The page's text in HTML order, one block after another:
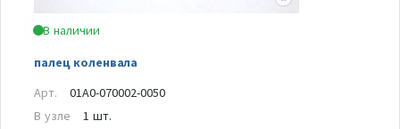
В наличии
палец коленвала
Арт.
01A0-070002-0050
В узле
1 шт.